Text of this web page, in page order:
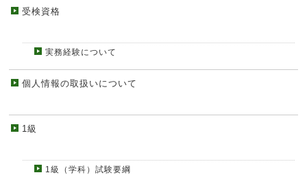
受検資格
実務経験について
個人情報の取扱いについて
1級
1級（学科）試験要綱